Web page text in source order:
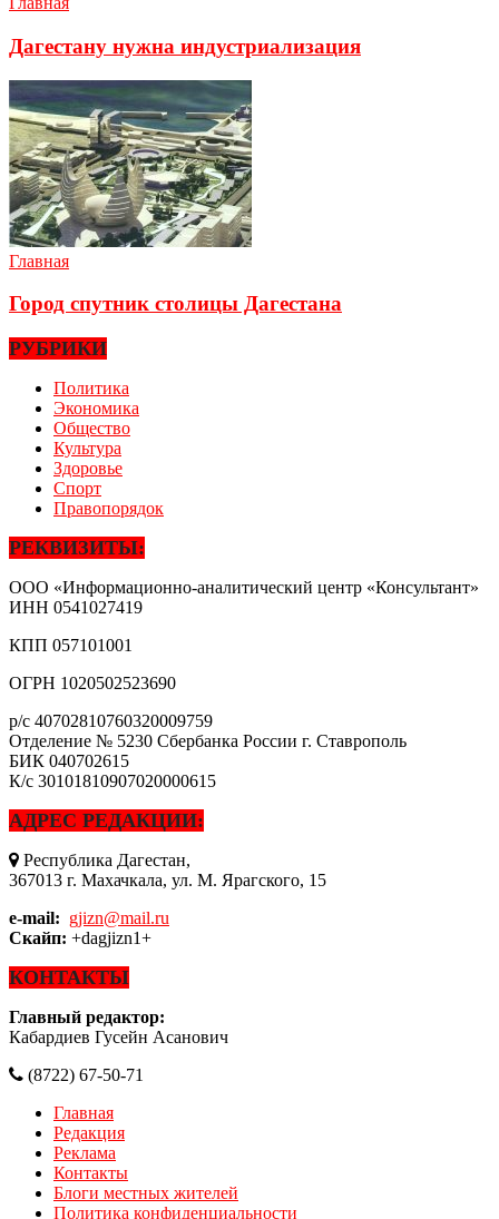
Дагестану нужна индустриализация
Главная
Город спутник столицы Дагестана
РУБРИКИ
Политика
Экономика
Общество
Культура
Здоровье
Спорт
Правопорядок
РЕКВИЗИТЫ:
ООО «Информационно-аналитический центр «Консультант»
ИНН 0541027419
КПП 057101001
ОГРН 1020502523690
р/с 40702810760320009759
Отделение № 5230 Сбербанка России г. Ставрополь
БИК 040702615
К/с 30101810907020000615
АДРЕС РЕДАКЦИИ:
Республика Дагестан,
367013 г. Махачкала, ул. М. Ярагского, 15
e-mail: gjizn@mail.ru
Скайп: +dagjizn1+
КОНТАКТЫ
Главный редактор:
Кабардиев Гусейн Асанович
(8722) 67-50-71
Главная
Редакция
Реклама
Контакты
Блоги местных жителей
Политика конфиденциальности